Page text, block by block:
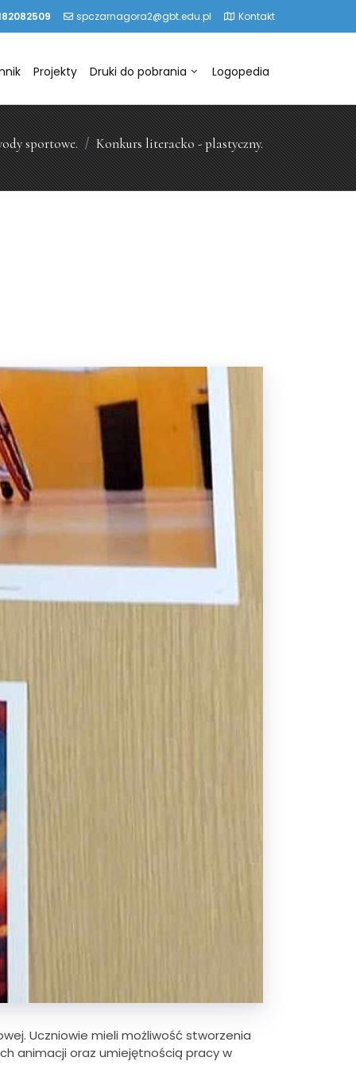
spczarnagora2@gbt.edu.pl Kontakt
Projekty Druki do pobrania Logopedia
sportowe. Konkurs literacko - plastyczny.
Uczniowie mieli możliwość stworzenia
animacji oraz umiejętnością pracy w